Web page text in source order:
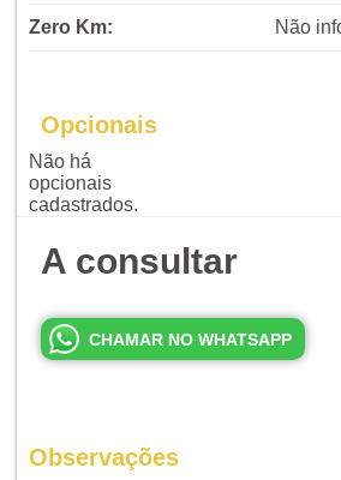
Zero Km: Não
Opcionais
Não há
opcionais
cadastrados.
A consultar
CHAMAR NO WHATSAPP
Observações